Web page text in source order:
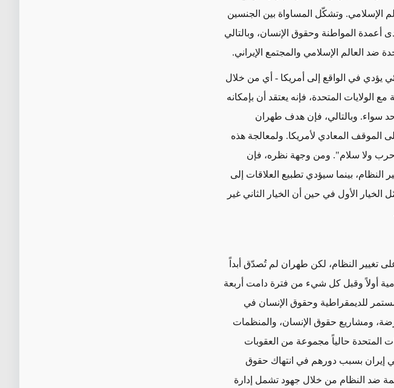
الإسلامي. وتشكّل المساواة بين الجنسين
أعمدة المواطنة وحقوق الإنسان، وبالتالي
ضد العالم الإسلامي والمجتمع الإيراني.
يؤدي في الواقع إلى أمريكا - أي من خلال
الولايات المتحدة، فإنه يعتقد أن بإمكانه
سواء. وبالتالي، فإن هدف طهران
المعادي لأمريكا. ولمعالجة هذه
حرب ولا سلام". ومن وجهة نظره، فإن
النظام، بينما سيؤدي تطبيع العلاقات إلى
الخيار الأول في حين أن الخيار الثاني غير
تغيير النظام، لكن طهران لم تُصدّق أبداً
أولاً وقبل كل شيء من فترة دامت أربعة
للديمقراطية وحقوق الإنسان في
ومشاريع حقوق الإنسان، والمنظمات
المتحدة حالياً مجموعة من العقوبات
إيران بسبب دورهم في انتهاك حقوق
ضد النظام من خلال جهود تشمل إدارة